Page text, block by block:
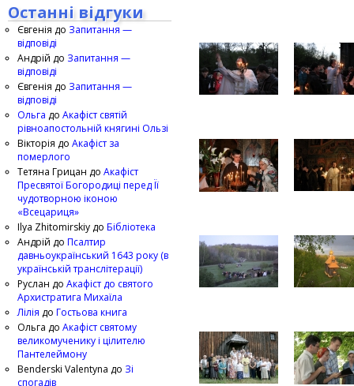
Останні відгуки
Євгенія до Запитання —
відповіді
Андрій до Запитання —
відповіді
Євгенія до Запитання —
відповіді
Ольга до Акафіст святій
рівноапостольній княгині Ользі
Вікторія до Акафіст за
померлого
Тетяна Грицан до Акафіст
Пресвятої Богородиці перед Її
чудотворною іконою
«Всецариця»
Ilya Zhitomirskiy до Бібліотека
Андрій до Псалтир
давньоукраїнський 1643 року (в
українській транслітерації)
Руслан до Акафіст до святого
Архистратига Михаїла
Лілія до Гостьова книга
Ольга до Акафіст святому
великомученику і цілителю
Пантелеймону
Benderski Valentyna до Зі
спогадів